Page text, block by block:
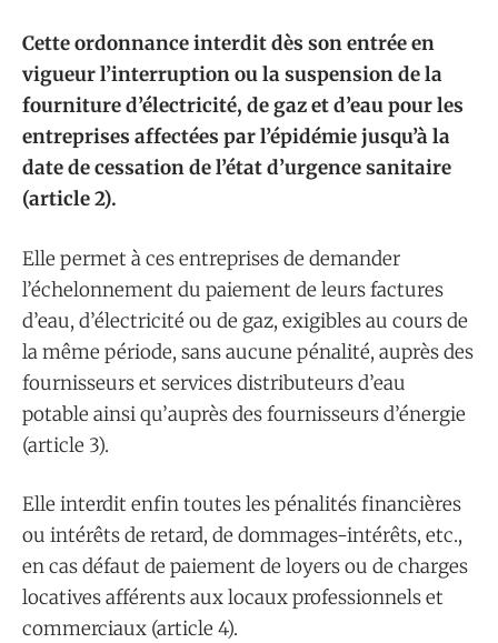
Cette ordonnance interdit dès son entrée en
vigueur l’interruption ou la suspension de la
fourniture d’électricité, de gaz et d’eau pour les
entreprises affectées par l’épidémie jusqu’à la
date de cessation de l’état d’urgence sanitaire
(article 2).
Elle permet à ces entreprises de demander
l’échelonnement du paiement de leurs factures
d’eau, d’électricité ou de gaz, exigibles au cours de
la même période, sans aucune pénalité, auprès des
fournisseurs et services distributeurs d’eau
potable ainsi qu’auprès des fournisseurs d’énergie
(article 3).
Elle interdit enfin toutes les pénalités financières
ou intérêts de retard, de dommages-intérêts, etc.,
en cas défaut de paiement de loyers ou de charges
locatives afférents aux locaux professionnels et
commerciaux (article 4).